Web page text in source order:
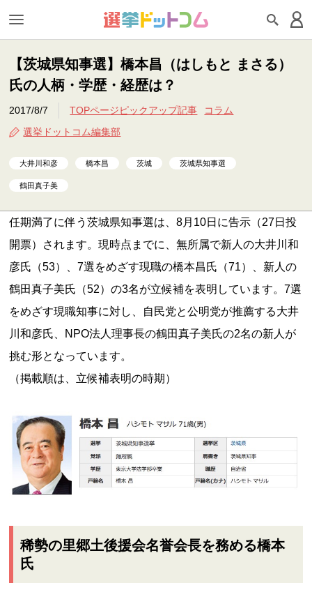
【茨城県知事選】橋本昌（はしもと まさる）
氏の人柄・学歴・経歴は？
2017/8/7 TOPページピックアップ記事
コラム
選挙ドットコム編集部
大井川和彦 橋本昌 茨城 茨城県知事選
鶴田真子美
任期満了に伴う茨城県知事選は、8月10日に告示（27日投
開票）されます。現時点までに、無所属で新人の大井川和
彦氏（53）、7選をめざす現職の橋本昌氏（71）、新人の
鶴田真子美氏（52）の3名が立候補を表明しています。7選
をめざす現職知事に対し、自民党と公明党が推薦する大井
川和彦氏、NPO法人理事長の鶴田真子美氏の2名の新人が
挑む形となっています。
（掲載順は、立候補表明の時期）
稀勢の里郷土後援会名誉会長を務める橋本
氏